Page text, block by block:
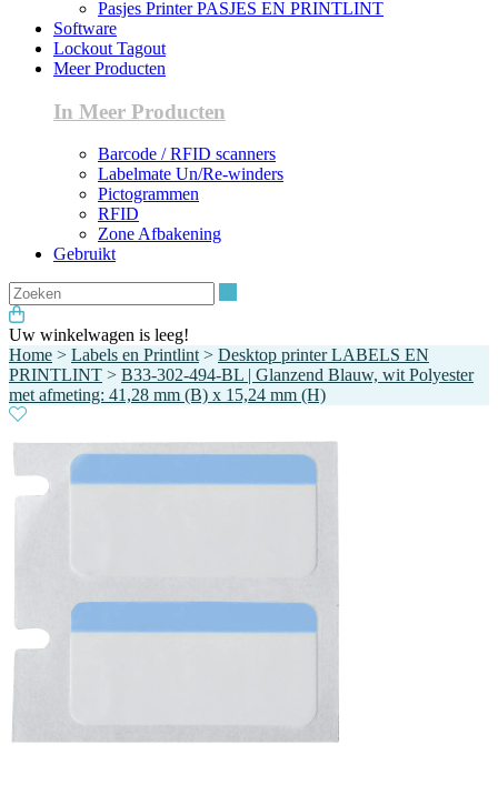
Pasjes Printer PASJES EN PRINTLINT
Software
Lockout Tagout
Meer Producten
In Meer Producten
Barcode / RFID scanners
Labelmate Un/Re-winders
Pictogrammen
RFID
Zone Afbakening
Gebruikt
Uw winkelwagen is leeg!
Home > Labels en Printlint > Desktop printer LABELS EN
PRINTLINT > B33-302-494-BL | Glanzend Blauw, wit Polyester
met afmeting: 41,28 mm (B) x 15,24 mm (H)